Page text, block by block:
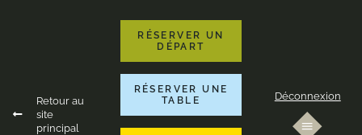
Retour au
site
principal
RÉSERVER UN
DÉPART
RÉSERVER UNE
TABLE
Déconnexion